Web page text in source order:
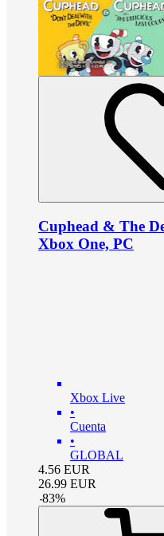
Cuphead & The
Xbox One, PC
Xbox Live
•
Cuenta
•
GLOBAL
4.56 EUR
26.99 EUR
-83%